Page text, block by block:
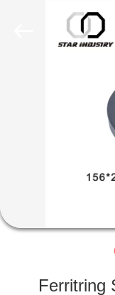
PRODUKTE
FABRIK-
magnetsassembly.com.
Ferritring